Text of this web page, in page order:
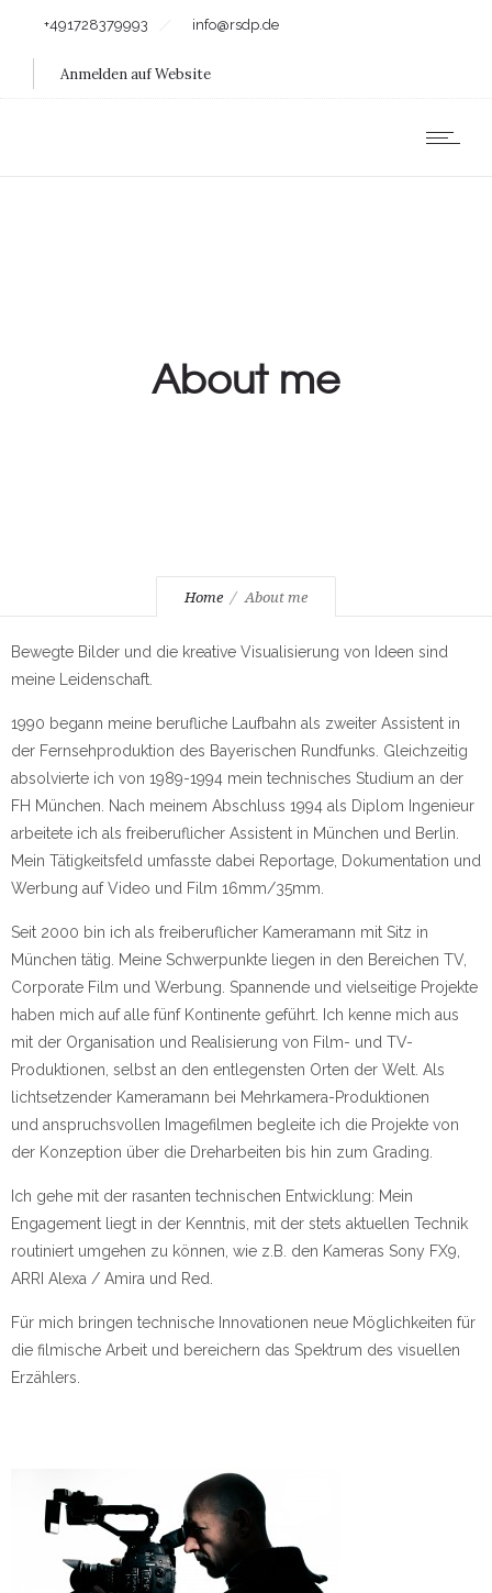
+491728379993 info@rsdp.de
Anmelden auf Website
About me
Home About me
Bewegte Bilder und die kreative Visualisierung von Ideen sind
meine Leidenschaft.
1990 begann meine berufliche Laufbahn als zweiter Assistent in
der Fernsehproduktion des Bayerischen Rundfunks. Gleichzeitig
absolvierte ich von 1989-1994 mein technisches Studium an der
FH München. Nach meinem Abschluss 1994 als Diplom Ingenieur
arbeitete ich als freiberuflicher Assistent in München und Berlin.
Mein Tätigkeitsfeld umfasste dabei Reportage, Dokumentation und
Werbung auf Video und Film 16mm/35mm.
Seit 2000 bin ich als freiberuflicher Kameramann mit Sitz in
München tätig. Meine Schwerpunkte liegen in den Bereichen TV,
Corporate Film und Werbung. Spannende und vielseitige Projekte
haben mich auf alle fünf Kontinente geführt. Ich kenne mich aus
mit der Organisation und Realisierung von Film- und TV-
Produktionen, selbst an den entlegensten Orten der Welt. Als
lichtsetzender Kameramann bei Mehrkamera-Produktionen
und anspruchsvollen Imagefilmen begleite ich die Projekte von
der Konzeption über die Dreharbeiten bis hin zum Grading.
Ich gehe mit der rasanten technischen Entwicklung: Mein
Engagement liegt in der Kenntnis, mit der stets aktuellen Technik
routiniert umgehen zu können, wie z.B. den Kameras Sony FX9,
ARRI Alexa / Amira und Red.
Für mich bringen technische Innovationen neue Möglichkeiten für
die filmische Arbeit und bereichern das Spektrum des visuellen
Erzählers.